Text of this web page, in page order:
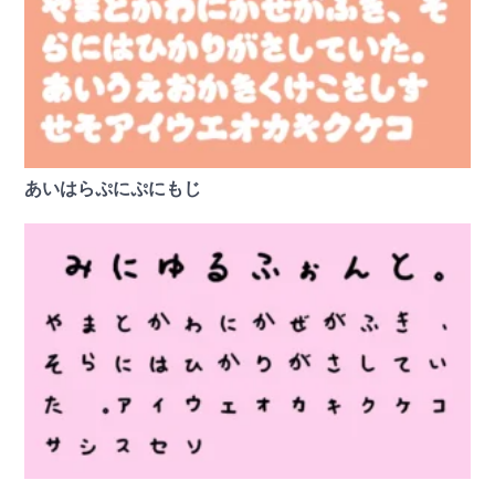
あいはらぷにぷにもじ